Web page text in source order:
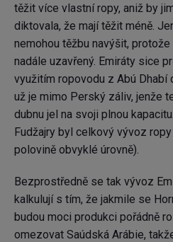
těžit více vlastní ropy, aniž by
diktovala, že mají těžit méně.
nemohou těžbu navýšit,
nadále uzavřený. Emiráty sice
využitím ropovodu z Abú Dhabí
už je mimo Perský záliv, jenže
dubnu jel na svoji plnou
Fudžajry byl celkový vývoz
polovině obvyklé úrovně).
Bezprostředně se tak vývoz
kalkulují s tím, že jakmile se
budou moci produkci pořádně
omezovat Saúdská Arábie,